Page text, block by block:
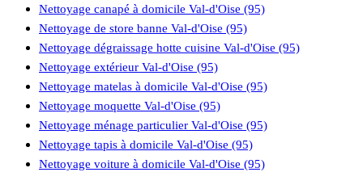
Nettoyage canapé à domicile Val-d'Oise (95)
Nettoyage de store banne Val-d'Oise (95)
Nettoyage dégraissage hotte cuisine Val-d'Oise (95)
Nettoyage extérieur Val-d'Oise (95)
Nettoyage matelas à domicile Val-d'Oise (95)
Nettoyage moquette Val-d'Oise (95)
Nettoyage ménage particulier Val-d'Oise (95)
Nettoyage tapis à domicile Val-d'Oise (95)
Nettoyage voiture à domicile Val-d'Oise (95)